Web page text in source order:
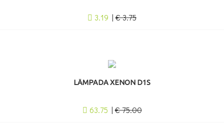
3.19 | € 3.75
LÂMPADA XENON D1S
63.75 |€ 75.00